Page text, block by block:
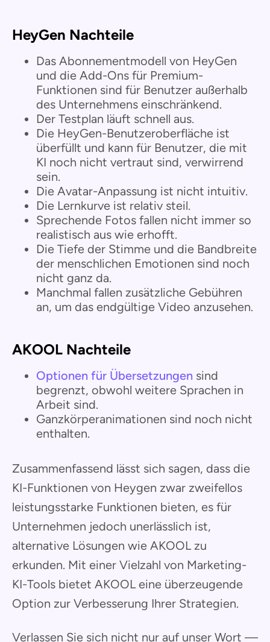
HeyGen Nachteile
Das Abonnementmodell von HeyGen
und die Add-Ons für Premium-
Funktionen sind für Benutzer außerhalb
des Unternehmens einschränkend.
Der Testplan läuft schnell aus.
Die HeyGen-Benutzeroberfläche ist
überfüllt und kann für Benutzer, die mit
KI noch nicht vertraut sind, verwirrend
sein.
Die Avatar-Anpassung ist nicht intuitiv.
Die Lernkurve ist relativ steil.
Sprechende Fotos fallen nicht immer so
realistisch aus wie erhofft.
Die Tiefe der Stimme und die Bandbreite
der menschlichen Emotionen sind noch
nicht ganz da.
Manchmal fallen zusätzliche Gebühren
an, um das endgültige Video anzusehen.
AKOOL Nachteile
Optionen für Übersetzungen sind
begrenzt, obwohl weitere Sprachen in
Arbeit sind.
Ganzkörperanimationen sind noch nicht
enthalten.
Zusammenfassend lässt sich sagen, dass die
KI-Funktionen von Heygen zwar zweifellos
leistungsstarke Funktionen bieten, es für
Unternehmen jedoch unerlässlich ist,
alternative Lösungen wie AKOOL zu
erkunden. Mit einer Vielzahl von Marketing-
KI-Tools bietet AKOOL eine überzeugende
Option zur Verbesserung Ihrer Strategien.
Verlassen Sie sich nicht nur auf unser Wort —